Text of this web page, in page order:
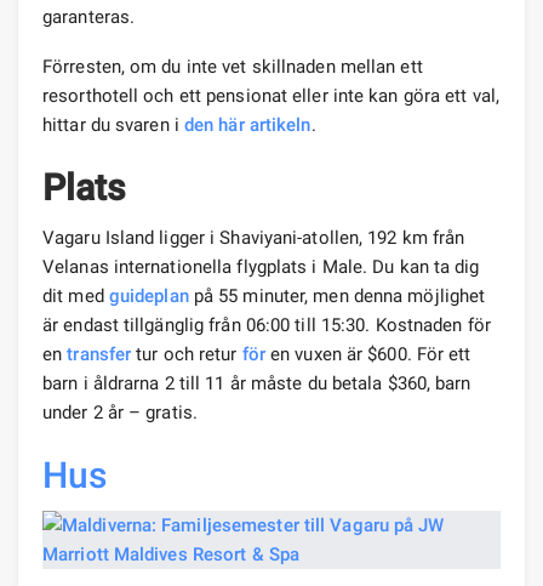
garanteras.
Förresten, om du inte vet skillnaden mellan ett
resorthotell och ett pensionat eller inte kan göra ett val,
hittar du svaren i den här artikeln.
Plats
Vagaru Island ligger i Shaviyani-atollen, 192 km från
Velanas internationella flygplats i Male. Du kan ta dig
dit med guideplanpå 55 minuter, men denna möjlighet
är endast tillgänglig från 06:00 till 15:30. Kostnaden för
entransfer tur och retur fören vuxen är $600. För ett
barn i åldrarna 2 till 11 år måste du betala $360, barn
under 2 år – gratis.
Hus